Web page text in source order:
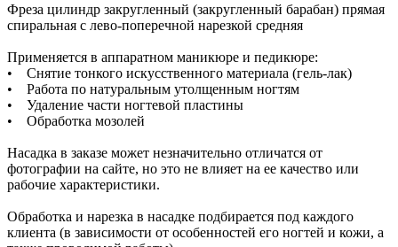
Фреза цилиндр закругленный (закругленный барабан) прямая
спиральная с лево-поперечной нарезкой средняя
Применяется в аппаратном маникюре и педикюре:
• Снятие тонкого искусственного материала (гель-лак)
• Работа по натуральным утолщенным ногтям
• Удаление части ногтевой пластины
• Обработка мозолей
Насадка в заказе может незначительно отличатся от
фотографии на сайте, но это не влияет на ее качество или
рабочие характеристики.
Обработка и нарезка в насадке подбирается под каждого
клиента (в зависимости от особенностей его ногтей и кожи, а